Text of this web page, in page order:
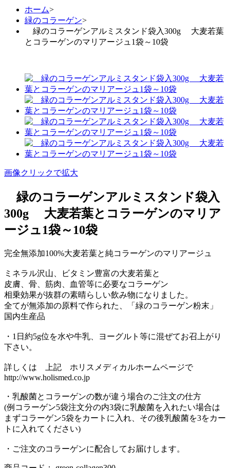
ホーム>
緑のコラーゲン>
緑のコラーゲンアルミスタンド袋入300g 大麦若葉
とコラーゲンのマリアージュ1袋～10袋
画像クリックで拡大
緑のコラーゲンアルミスタンド袋入
300g 大麦若葉とコラーゲンのマリア
ージュ1袋～10袋
完全無添加100%大麦若葉と純コラーゲンのマリアージュ
ミネラル沢山、ビタミン豊富の大麦若葉と
皮膚、骨、筋肉、血管等に必要なコラーゲン
相乗効果が抜群の素晴らしい飲み物になりました。
全てが無添加の原料で作られた、「緑のコラーゲン粉末」
国内生産品
・1日約5g位を水や牛乳、ヨーグルト等に混ぜてお召上がり
下さい。
詳しくは 上記 ホリスメディカルホームページで
http://www.holismed.co.jp
・乳酸菌とコラーゲンの数が違う場合のご注文の仕方
(例コラーゲン5袋注文分の内3袋に乳酸菌を入れたい場合は
まずコラーゲン5袋をカートに入れ、その後乳酸菌を3をカー
トに入れてください)
・ご注文のコラーゲンに配合してお届けします。